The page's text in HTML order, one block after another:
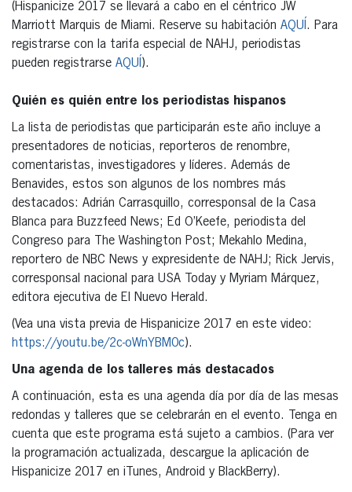
(Hispanicize 2017 se llevará a cabo en el céntrico JW
Marriott Marquis de Miami. Reserve su habitación AQUÍ. Para
registrarse con la tarifa especial de NAHJ, periodistas
pueden registrarse AQUÍ).
Quién es quién entre los periodistas hispanos
La lista de periodistas que participarán este año incluye a
presentadores de noticias, reporteros de renombre,
comentaristas, investigadores y líderes. Además de
Benavides, estos son algunos de los nombres más
destacados: Adrián Carrasquillo, corresponsal de la Casa
Blanca para Buzzfeed News; Ed O’Keefe, periodista del
Congreso para The Washington Post; Mekahlo Medina,
reportero de NBC News y expresidente de NAHJ; Rick Jervis,
corresponsal nacional para USA Today y Myriam Márquez,
editora ejecutiva de El Nuevo Herald.
(Vea una vista previa de Hispanicize 2017 en este video:
https://youtu.be/2c-oWnYBM0c).
Una agenda de los talleres más destacados
A continuación, esta es una agenda día por día de las mesas
redondas y talleres que se celebrarán en el evento. Tenga en
cuenta que este programa está sujeto a cambios. (Para ver
la programación actualizada, descargue la aplicación de
Hispanicize 2017 en iTunes, Android y BlackBerry).